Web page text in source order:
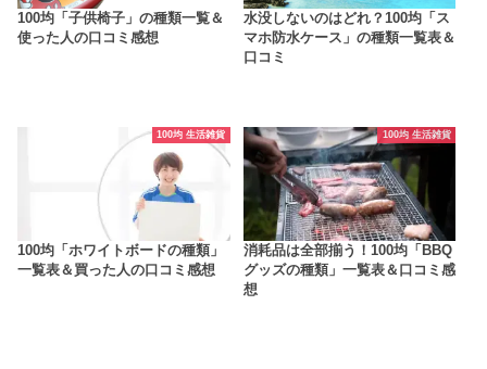
100均「子供椅子」の種類一覧＆
使った人の口コミ感想
水没しないのはどれ？100均「ス
マホ防水ケース」の種類一覧表＆
口コミ
100均 生活雑貨
100均「ホワイトボードの種類」
一覧表＆買った人の口コミ感想
100均 生活雑貨
消耗品は全部揃う！100均「BBQ
グッズの種類」一覧表＆口コミ感
想